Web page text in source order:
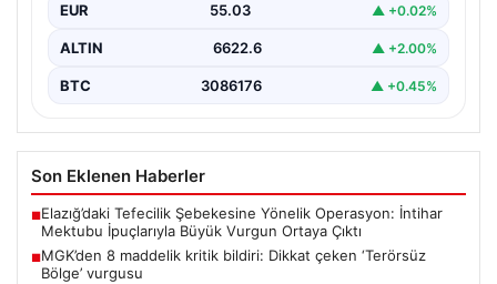
EUR 55.03 ▲ +0.02%
ALTIN 6622.6 ▲ +2.00%
BTC 3086176 ▲ +0.45%
Son Eklenen Haberler
■Elazığ’daki Tefecilik Şebekesine Yönelik Operasyon: İntihar
Mektubu İpuçlarıyla Büyük Vurgun Ortaya Çıktı
■MGK’den 8 maddelik kritik bildiri: Dikkat çeken ‘Terörsüz
Bölge’ vurgusu